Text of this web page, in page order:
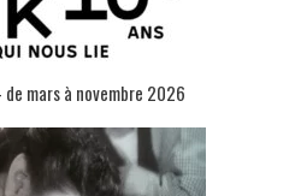
mars à novembre 2026